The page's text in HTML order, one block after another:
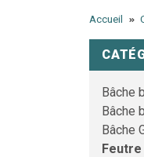
Accueil
Bâche
Bâche
Bâche